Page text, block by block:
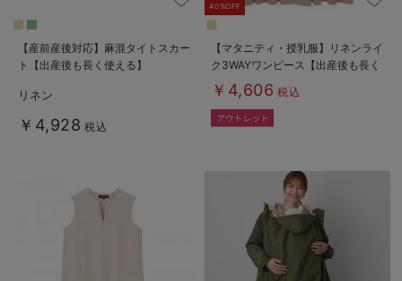
【産前産後対応】麻混タイトスカー
ト【出産後も長く使える】
リネン
￥4,928 税込
40%OFF
【マタニティ・授乳服】リネンライ
ク3WAYワンピース【出産後も長く
使える】
￥4,606 税込